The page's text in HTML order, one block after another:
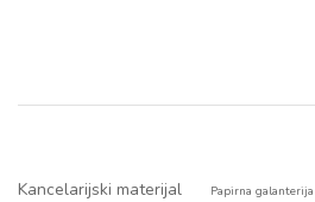
Kancelarijski materijal Papirna galanterija